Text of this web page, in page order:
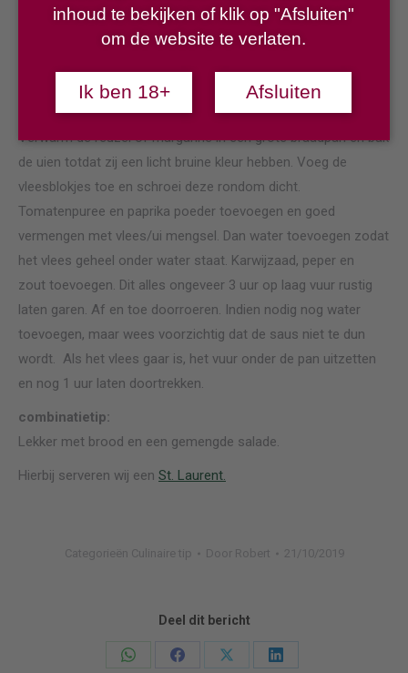
peper / zout
Snij de riblappen in blokjes van ongeveer 3cm. Uien
schoonmaken en in kleine blokjes snijden.
Verwarm de reuzel of margarine in een grote braadpan en bak
de uien totdat zij een licht bruine kleur hebben. Voeg de
vleesblokjes toe en schroei deze rondom dicht.
Tomatenpuree en paprika poeder toevoegen en goed
vermengen met vlees/ui mengsel. Dan water toevoegen zodat
het vlees geheel onder water staat. Karwijzaad, peper en
zout toevoegen. Dit alles ongeveer 3 uur op laag vuur rustig
laten garen. Af en toe doorroeren. Indien nodig nog water
toevoegen, maar wees voorzichtig dat de saus niet te dun
wordt. Als het vlees gaar is, het vuur onder de pan uitzetten
en nog 1 uur laten doortrekken.
combinatietip:
Lekker met brood en een gemengde salade.
Hierbij serveren wij een St. Laurent.
Categorieën Culinaire tip Door Robert 21/10/2019
Deel dit bericht
Deel
Deel
Deel
Deel
inhoud te bekijken of klik op "Afsluiten"
om de website te verlaten.
Ik ben 18+ Afsluiten